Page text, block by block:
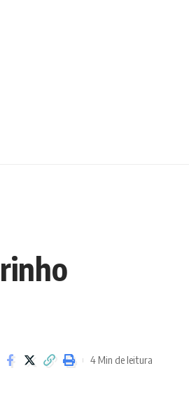
4 Min de leitura